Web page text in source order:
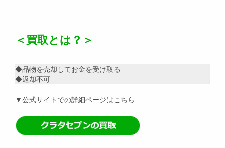
＜買取とは？＞
◆品物を売却してお金を受け取る
◆返却不可
▼公式サイトでの詳細ページはこちら